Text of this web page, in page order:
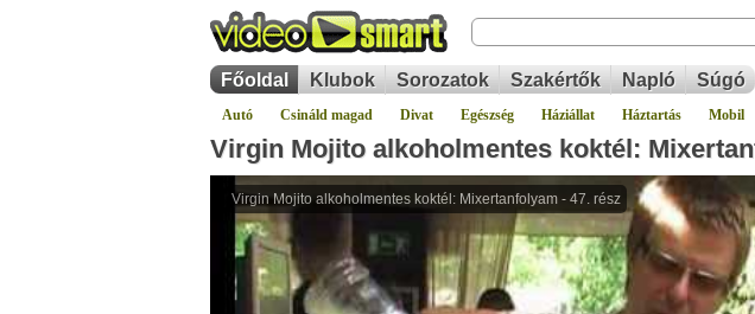
Főoldal Klubok Sorozatok Szakértők Napló Súgó
Autó Csináld magad Divat Egészség Háziállat Háztartás Mobil
Virgin Mojito alkoholmentes koktél: